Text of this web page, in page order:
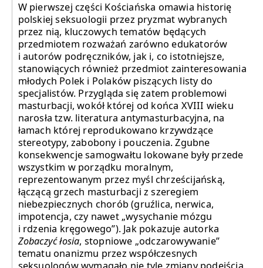
W pierwszej części Kościańska omawia historię
polskiej seksuologii przez pryzmat wybranych
przez nią, kluczowych tematów będących
przedmiotem rozważań zarówno edukatorów
i autorów podręczników, jak i, co istotniejsze,
stanowiących również przedmiot zainteresowania
młodych Polek i Polaków piszących listy do
specjalistów. Przygląda się zatem problemowi
masturbacji, wokół której od końca XVIII wieku
narosła tzw. literatura antymasturbacyjna, na
łamach której reprodukowano krzywdzące
stereotypy, zabobony i pouczenia. Zgubne
konsekwencje samogwałtu lokowane były przede
wszystkim w porządku moralnym,
reprezentowanym przez myśl chrześcijańską,
łączącą grzech masturbacji z szeregiem
niebezpiecznych chorób (gruźlica, nerwica,
impotencja, czy nawet „wysychanie mózgu
i rdzenia kręgowego”). Jak pokazuje autorka
Zobaczyć łosia, stopniowe „odczarowywanie”
tematu onanizmu przez współczesnych